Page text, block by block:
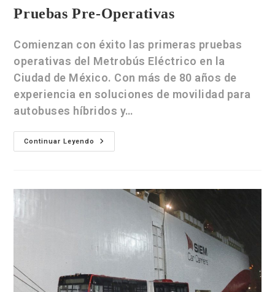
Pruebas Pre-Operativas
Comienzan con éxito las primeras pruebas
operativas del Metrobús Eléctrico en la
Ciudad de México. Con más de 80 años de
experiencia en soluciones de movilidad para
autobuses híbridos y…
Continuar Leyendo